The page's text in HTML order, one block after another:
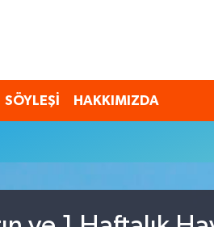
SÖYLEŞİ HAKKIMIZDA